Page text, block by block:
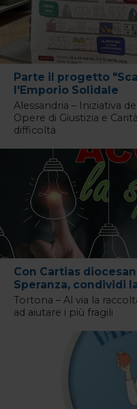
Parte il progetto
l'Emporio Solidale
Alessandria – Iniziativa
Opere di Giustizia e
difficoltà
Con Cartias
Speranza, condividi
Tortona – Al via la
ad aiutare i più fragili